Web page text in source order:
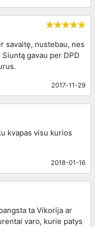
savaitę, nustebau, nes
gavau per DPD
2017-11-29
kvapas visu kurios
2018-01-16
ta Vikorija ar
varo, kurie patys